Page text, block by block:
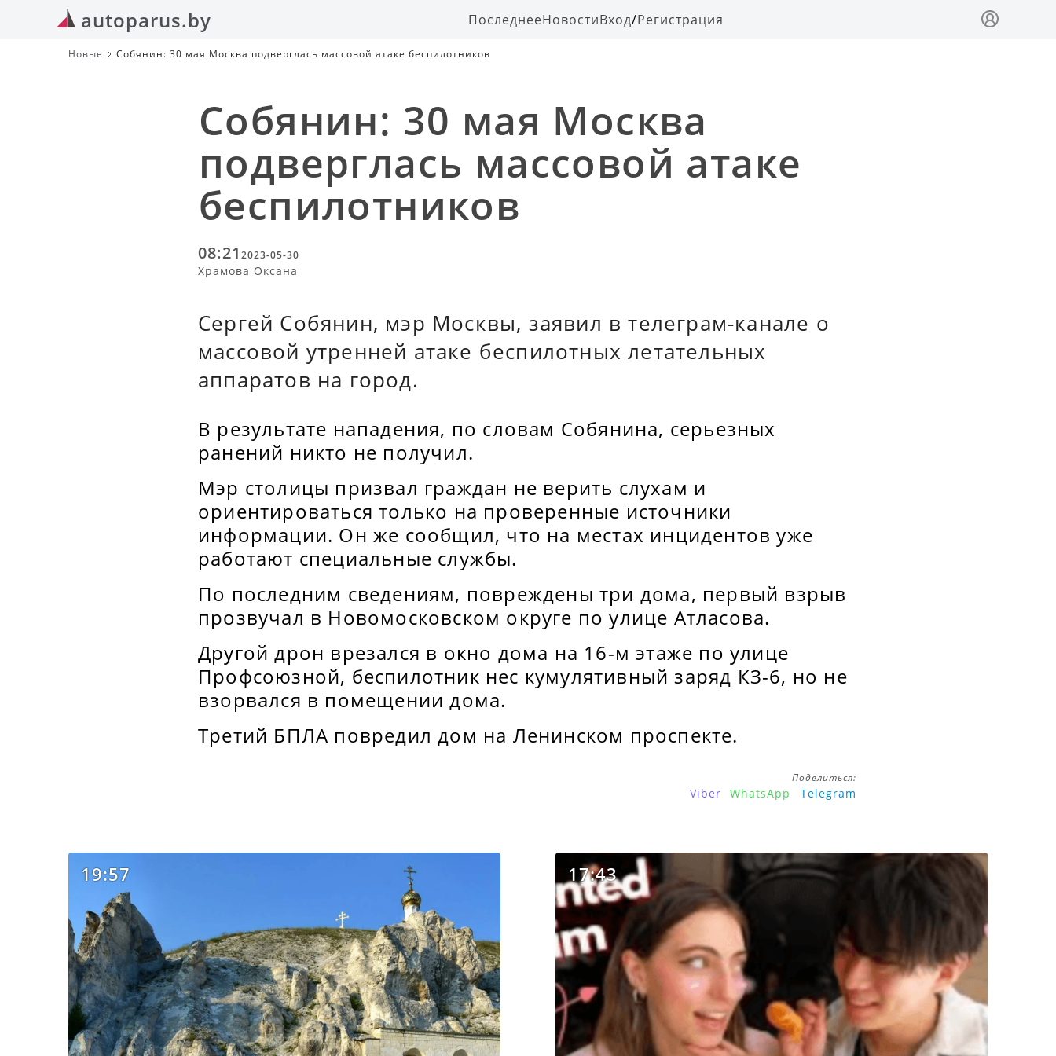
autoparus.by ПоследнееНовостиВход/Регистрация
Новые Собянин: 30 мая Москва подверглась массовой атаке беспилотников
Собянин: 30 мая Москва
подверглась массовой атаке
беспилотников
08:21 2023-05-30
Храмова Оксана
Сергей Собянин, мэр Москвы, заявил в телеграм-канале о
массовой утренней атаке беспилотных летательных
аппаратов на город.
В результате нападения, по словам Собянина, серьезных
ранений никто не получил.
Мэр столицы призвал граждан не верить слухам и
ориентироваться только на проверенные источники
информации. Он же сообщил, что на местах инцидентов уже
работают специальные службы.
По последним сведениям, повреждены три дома, первый взрыв
прозвучал в Новомосковском округе по улице Атласова.
Другой дрон врезался в окно дома на 16-м этаже по улице
Профсоюзной, беспилотник нес кумулятивный заряд КЗ-6, но не
взорвался в помещении дома.
Третий БПЛА повредил дом на Ленинском проспекте.
Поделиться:
Viber WhatsApp Telegram
19:57 17:43